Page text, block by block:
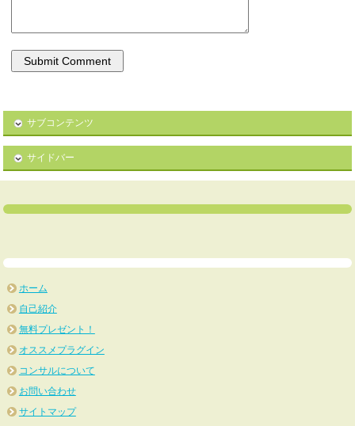
サブコンテンツ
サイドバー
ホーム
自己紹介
無料プレゼント！
オススメプラグイン
コンサルについて
お問い合わせ
サイトマップ